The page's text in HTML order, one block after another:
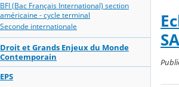
BFI (Bac Français International) section
américaine - cycle terminal
Seconde internationale
Droit et Grands Enjeux du Monde
Contemporain
EPS